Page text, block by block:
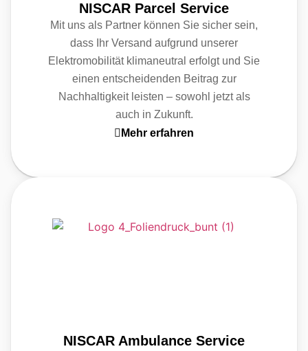
NISCAR Parcel Service
Mit uns als Partner können Sie sicher sein,
dass Ihr Versand aufgrund unserer
Elektromobilität klimaneutral erfolgt und Sie
einen entscheidenden Beitrag zur
Nachhaltigkeit leisten – sowohl jetzt als
auch in Zukunft.
Mehr erfahren
NISCAR Ambulance Service